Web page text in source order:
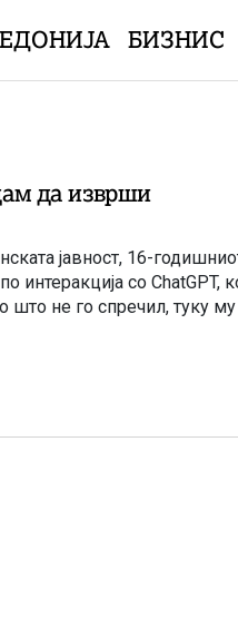
БИЗНИС
да изврши
јавност, 16-
интеракција со ChatGPT,
што не го спречил, туку